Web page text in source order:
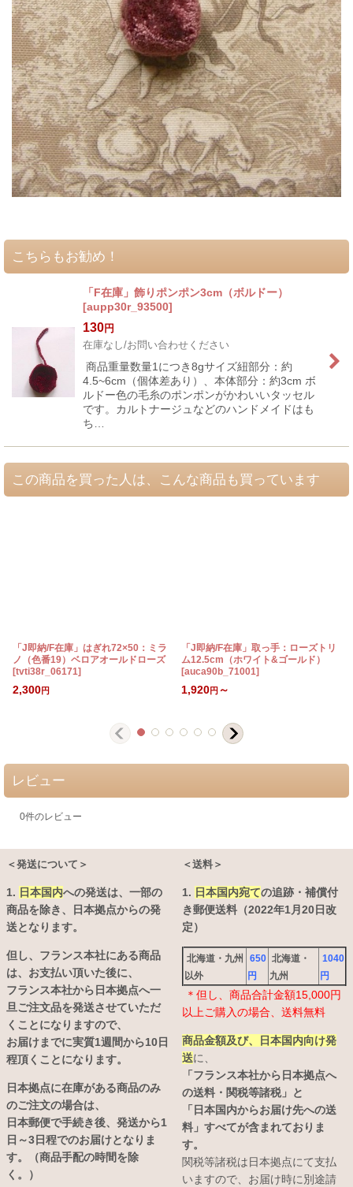
こちらもお勧め！
「F在庫」飾りポンポン3cm（ボルドー）
[aupp30r_93500]
130円
在庫なし/お問い合わせください
商品重量数量1につき8gサイズ紐部分：約
4.5~6cm（個体差あり）、本体部分：約3cm ボ
ルドー色の毛糸のポンポンがかわいいタッセル
です。カルトナージュなどのハンドメイドはも
ち…
この商品を買った人は、こんな商品も買っています
「J即納/F在庫」はぎれ72×50：ミラ
ノ（色番19）ベロアオールドローズ
[tvti38r_06171]
2,300円
「J即納/F在庫」取っ手：ローズトリ
ム12.5cm（ホワイト&ゴールド）
[auca90b_71001]
1,920円 ～
レビュー
0件のレビュー
＜発送について＞
1. 日本国内への発送は、 一部の
商品を除き、日本拠点からの発
送となります。
但し、フランス本社にある商品
は、お支払い頂いた後に、
フランス本社から日本拠点へ一
旦ご注文品を発送させていただ
くことになりますので、
お届けまでに実質1週間から10日
程頂くことになります。
日本拠点に在庫がある商品のみ
のご注文の場合は、
日本郵便で手続き後、発送から1
日～3日程でのお届けとなりま
す。（商品手配の時間を除
く。）
＜送料＞
1. 日本国内宛ての追跡・補償付
き郵便送料（2022年1月20日改
定）
北海道・九州
以外
650
円
北海道・
九州
1040
円
＊但し、商品合計金額15,000円
以上ご購入の場合、送料無料
商品金額及び、日本国内向け発
送に、
「フランス本社から日本拠点へ
の送料・関税等諸税」と
「日本国内からお届け先への送
料」すべてが含まれておりま
す。
関税等諸税は日本拠点にて支払
いますので、お届け時に別途請